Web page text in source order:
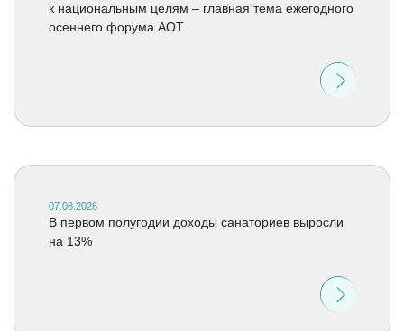
к национальным целям – главная тема ежегодного
осеннего форума АОТ
07.08.2026
В первом полугодии доходы санаториев выросли
на 13%